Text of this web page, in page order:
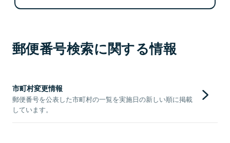
郵便番号検索に関する情報
市町村変更情報
郵便番号を公表した市町村の一覧を実施日の新しい順に掲載
しています。